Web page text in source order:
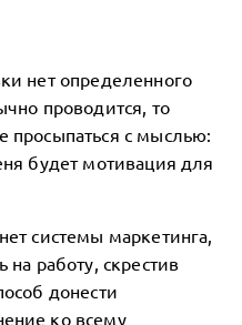
нет определенного
проводится, то
просыпаться с мыслью:
будет мотивация для
системы маркетинга,
работу, скрестив
донести
ко всему